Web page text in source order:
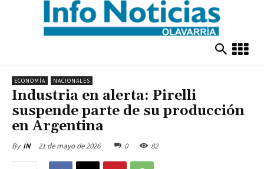
ECONOMÍA NACIONALES
Industria en alerta: Pirelli
suspende parte de su producción
en Argentina
By IN 21 de mayo de 2026 0 82